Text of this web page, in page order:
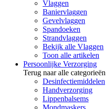
Vlaggen
Baniervlaggen
Gevelvlaggen
Spandoeken
Strandvlaggen
Bekijk alle Vlaggen
Toon alle artikelen
Persoonlijke Verzorging
Terug naar alle categorieën
Desinfectiemiddelen
Handverzorging
Lippenbalsems
Mondmaskers